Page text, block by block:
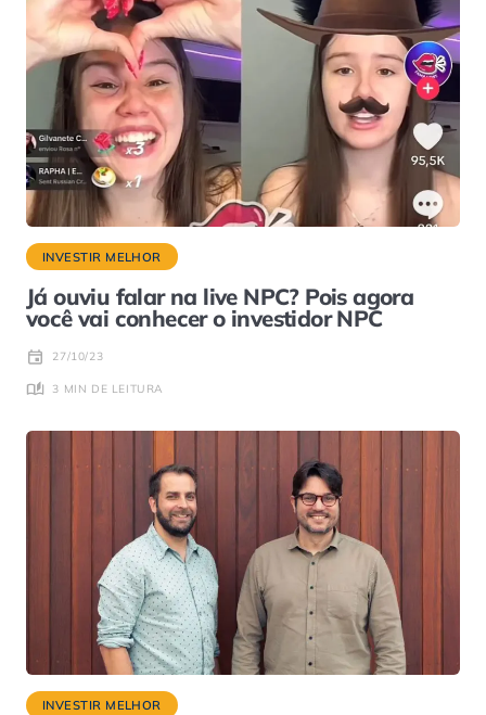
INVESTIR MELHOR
Já ouviu falar na live NPC? Pois agora
você vai conhecer o investidor NPC
27/10/23
3 MIN DE LEITURA
INVESTIR MELHOR